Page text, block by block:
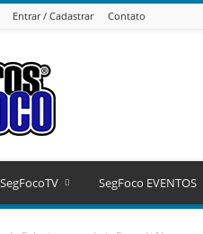
Entrar / Cadastrar Contato
SegFocoTV SegFoco EVENTOS